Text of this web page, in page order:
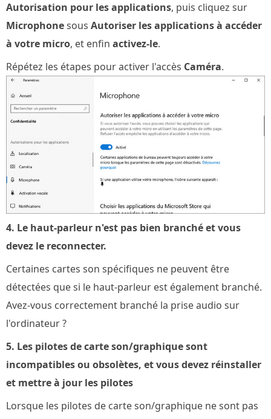
Autorisation pour les applications, puis cliquez sur
Microphonesous Autoriser les applications à accéder
à votre micro, et enfin activez-le.
Répétez les étapes pour activer l'accès Caméra.
4. Le haut-parleur n'est pas bien branché et vous
devez le reconnecter.
Certaines cartes son spécifiques ne peuvent être
détectées que si le haut-parleur est également branché.
Avez-vous correctement branché la prise audio sur
l'ordinateur ?
5. Les pilotes de carte son/graphique sont
incompatibles ou obsolètes, et vous devez réinstaller
et mettre à jour les pilotes
Lorsque les pilotes de carte son/graphique ne sont pas